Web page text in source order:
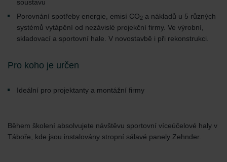
soustavu
Porovnání spotřeby energie, emisí CO2 a nákladů u 5 různých
systémů vytápění od nezávislé projekční firmy. Ve výrobní,
skladovací a sportovní hale. V novostavbě i při rekonstrukci.
Pro koho je určen
Ideální pro projektanty a montážní firmy
Během školení absolvujete návštěvu sportovní víceúčelové haly v
Táboře, kde jsou instalovány stropní sálavé panely Zehnder.